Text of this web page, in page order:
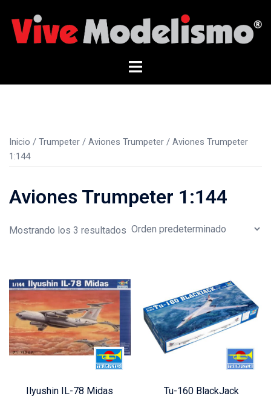
contenido
Alternar
Inicio / Trumpeter / Aviones Trumpeter / Aviones Trumpeter
1:144
Aviones Trumpeter 1:144
Mostrando los 3 resultados
Ilyushin IL-78 Midas Tu-160 BlackJack